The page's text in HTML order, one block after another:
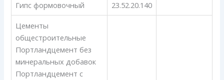
Гипс формовочный
23.52.20.140
Цементы
общестроительные
Портландцемент без
минеральных добавок
Портландцемент с